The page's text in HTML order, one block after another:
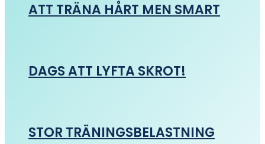
ATT TRÄNA HÅRT MEN SMART
DAGS ATT LYFTA SKROT!
STOR TRÄNINGSBELASTNING